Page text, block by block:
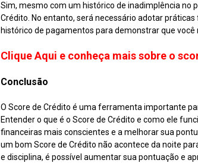
Sim, mesmo com um histórico de inadimplência no
Crédito. No entanto, será necessário adotar
histórico de pagamentos para demonstrar que
Clique Aqui e conheça mais sobre o
Conclusão
O Score de Crédito é uma ferramenta importante
Entender o que é o Score de Crédito e como ele
financeiras mais conscientes e a melhorar sua
um bom Score de Crédito não acontece da noite
e disciplina, é possível aumentar sua pontuação e